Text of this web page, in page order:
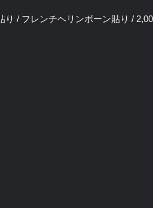
/ フレンチヘリンボーン貼り /